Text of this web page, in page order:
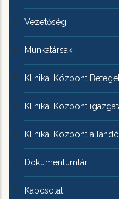
KÖZPONTRÓL
Vezetőség
Munkatársak
Klinikai Központ
Klinikai Központ
Klinikai Központ
Dokumentumtár
Kapcsolat